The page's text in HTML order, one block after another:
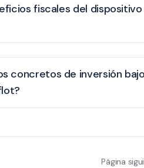
fiscales del dispositivo
concretos de inversión
Página